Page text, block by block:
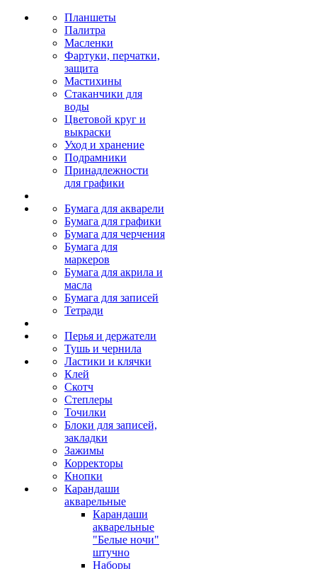
Планшеты
Палитра
Масленки
Фартуки, перчатки,
защита
Мастихины
Стаканчики для
воды
Цветовой круг и
выкраски
Уход и хранение
Подрамники
Принадлежности
для графики
Бумага для акварели
Бумага для графики
Бумага для черчения
Бумага для
маркеров
Бумага для акрила и
масла
Бумага для записей
Тетради
Перья и держатели
Тушь и чернила
Ластики и клячки
Клей
Скотч
Степлеры
Точилки
Блоки для записей,
закладки
Зажимы
Корректоры
Кнопки
Карандаши
акварельные
Карандаши
акварельные
"Белые ночи"
штучно
Наборы